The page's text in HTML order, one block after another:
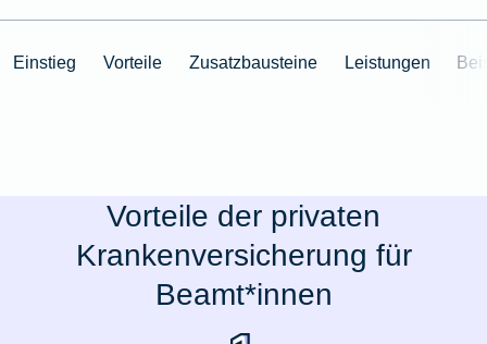
Einstieg Vorteile Zusatzbausteine Leistungen
Vorteile der privaten
Krankenversicherung für
Beamt*innen